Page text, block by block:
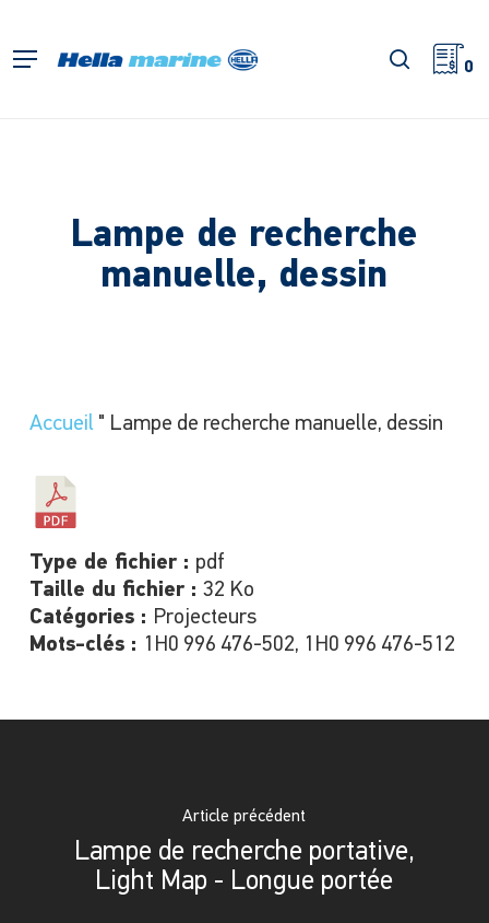
l'accueil
Menu 0
Lampe de recherche
manuelle, dessin
Accueil" Lampe de recherche manuelle, dessin
Type de fichier : pdf
Taille du fichier : 32 Ko
Catégories : Projecteurs
Mots-clés : 1H0 996 476-502, 1H0 996 476-512
Article précédent
Lampe de recherche portative,
Light Map - Longue portée